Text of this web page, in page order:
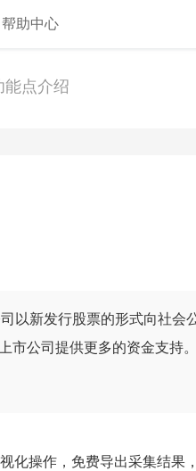
帮助中心
能点介绍
以新发行股票的形式向社会
市公司提供更多的资金支持。
化操作，免费导出采集结果